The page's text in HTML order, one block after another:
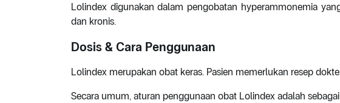
Lolindex digunakan dalam pengobatan hyperammonemia
dan kronis.
Dosis & Cara Penggunaan
Lolindex merupakan obat keras. Pasien memerlukan resep
Secara umum, aturan penggunaan obat Lolindex adalah